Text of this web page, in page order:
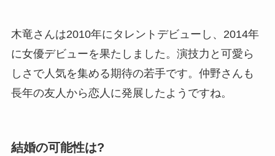
木竜さんは2010年にタレントデビューし、2014年
に女優デビューを果たしました。演技力と可愛ら
しさで人気を集める期待の若手です。仲野さんも
長年の友人から恋人に発展したようですね。
結婚の可能性は?